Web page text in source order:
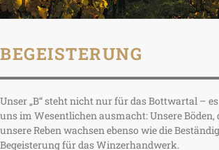
BEGEISTERUNG
Unser „B“ steht nicht nur für das Bottwartal –
uns im Wesentlichen ausmacht: Unsere Böden,
unsere Reben wachsen ebenso wie die
Begeisterung für das Winzerhandwerk.